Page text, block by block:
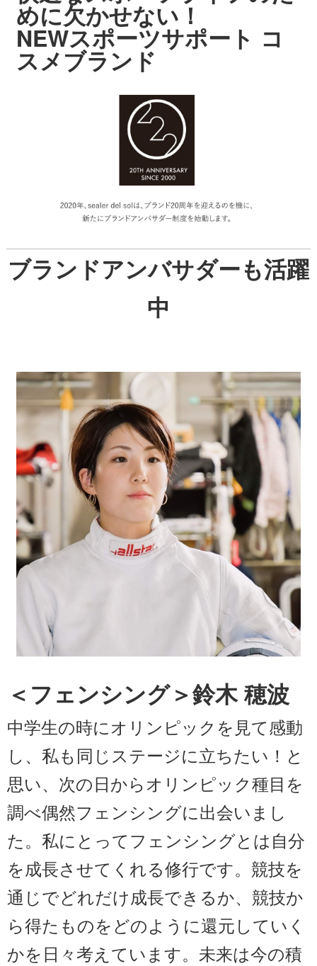
めに欠かせない！
NEWスポーツサポート コ
スメブランド
ブランドアンバサダーも活躍
中
＜フェンシング＞鈴木 穂波
中学生の時にオリンピックを見て感動
し、私も同じステージに立ちたい！と
思い、次の日からオリンピック種目を
調べ偶然フェンシングに出会いまし
た。私にとってフェンシングとは自分
を成長させてくれる修行です。競技を
通じでどれだけ成長できるか、競技か
ら得たものをどのように還元していく
かを日々考えています。未来は今の積